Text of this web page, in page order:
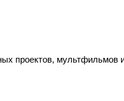
проектов, мультфильмов